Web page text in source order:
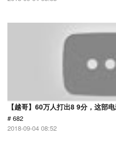
【越哥】60万人打出8 9分，这部
# 682
2018-09-04 08:52